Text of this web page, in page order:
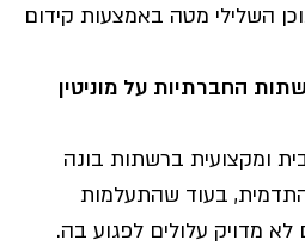
השלילי מטה באמצעות קידום
החברתיות על מוניטין
ומקצועית ברשתות בונה
בעוד שהתעלמות
מדויק עלולים לפגוע בה.